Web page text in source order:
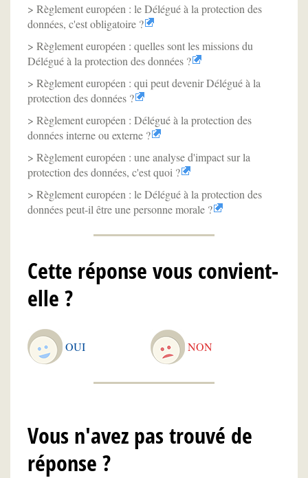
Règlement européen : le Délégué à la protection des
données, c'est obligatoire ?
Règlement européen : quelles sont les missions du
Délégué à la protection des données ?
Règlement européen : qui peut devenir Délégué à la
protection des données ?
Règlement européen : Délégué à la protection des
données interne ou externe ?
Règlement européen : une analyse d'impact sur la
protection des données, c'est quoi ?
Règlement européen : le Délégué à la protection des
données peut-il être une personne morale ?
Cette réponse vous convient-
elle ?
OUI NON
Vous n'avez pas trouvé de
réponse ?